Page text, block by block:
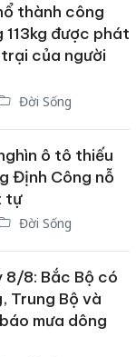
thành công
113kg được phát
của người
Đời Sống
ô tô thiếu
Định Công nỗ
tự
Đời Sống
8: Bắc Bộ có
Trung Bộ và
mưa dông